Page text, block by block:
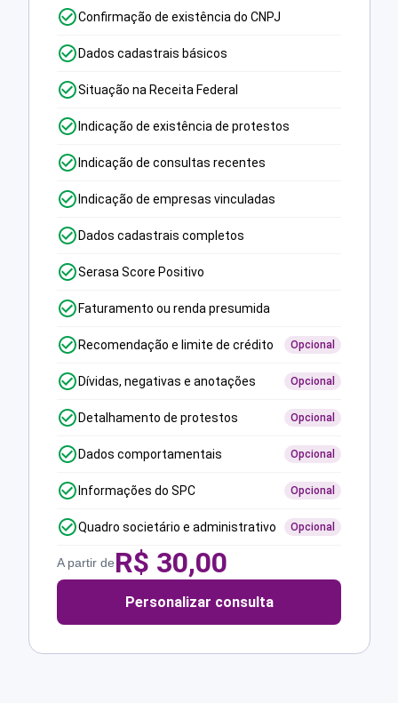
Confirmação de existência do CNPJ
Dados cadastrais básicos
Situação na Receita Federal
Indicação de existência de protestos
Indicação de consultas recentes
Indicação de empresas vinculadas
Dados cadastrais completos
Serasa Score Positivo
Faturamento ou renda presumida
Recomendação e limite de crédito Opcional
Dívidas, negativas e anotações Opcional
Detalhamento de protestos Opcional
Dados comportamentais Opcional
Informações do SPC Opcional
Quadro societário e administrativo Opcional
A partir deR$ 30,00
Personalizar consulta